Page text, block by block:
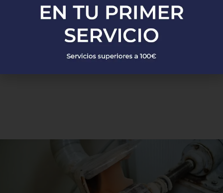
PEDIR PRESUPUESTO